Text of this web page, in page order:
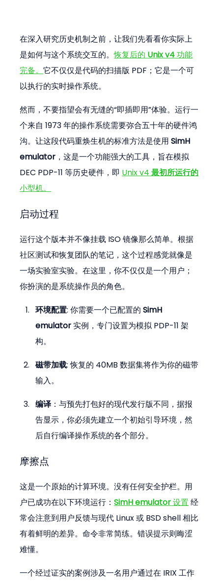
在深入研究历史机制之前，让我们先看看你实际上
是如何与这个系统交互的。恢复后的 Unix v4 功能
完备。它不仅仅是代码的扫描版 PDF；它是一个可
以执行的实时操作系统。
然而，不要指望会有无缝的“即插即用”体验。运行一
个来自 1973 年的操作系统需要弥合五十年的硬件鸿
沟。让这段代码重焕生机的标准方法是使用 SimH
emulator ，这是一个功能强大的工具，旨在模拟
DEC PDP-11 等历史硬件，即 Unix v4 最初所运行的
小型机。
启动过程
运行这个版本并不像挂载 ISO 镜像那么简单。根据
社区测试和恢复团队的笔记，这个过程感觉就像是
一场实验室实验。在这里，你不仅仅是一个用户；
你扮演的是系统操作员的角色。
环境配置: 你需要一个已配置的 SimH
emulator 实例，专门设置为模拟 PDP-11 架
构。
磁带加载: 恢复的 40MB 数据集将作为你的磁带
输入。
编译 ：与预先打包好的现代发行版不同，据报
告显示，你必须先建立一个初始引导环境，然
后自行编译操作系统的各个部分。
摩擦点
这是一个原始的计算环境。没有任何安全护栏。用
户已成功在以下环境运行：SimH emulator 设置 经
常会注意到用户反馈与现代 Linux 或 BSD shell 相比
有着鲜明的差异。命令非常简练。错误提示则晦涩
难懂。
一个经过证实的案例涉及一名用户通过在 IRIX 工作